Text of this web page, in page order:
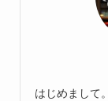
はじめまして。